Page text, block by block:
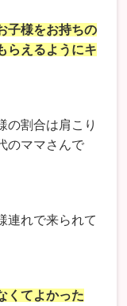
子様をお持ちの
らえるようにキ
の割合は肩こり
のママさんで
連れで来られて
くてよかった